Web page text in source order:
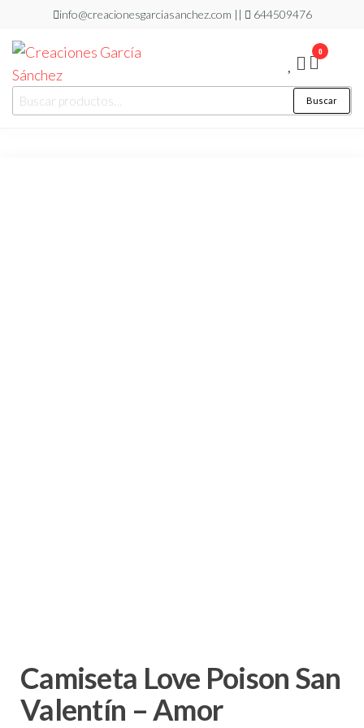
contenido
info@creacionesgarciasanchez.com || 644509476
Creaciones
García
regalos
personalizados
por:
Buscar
0
Camiseta Love Poison San
Valentín – Amor